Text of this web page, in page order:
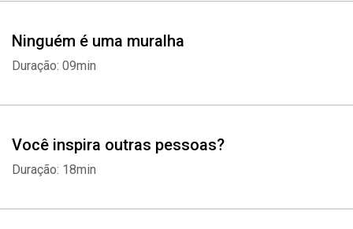
Ninguém é uma muralha
Duração: 09min
Você inspira outras pessoas?
Duração: 18min